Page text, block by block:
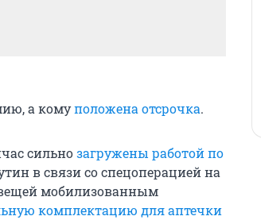
а комуположена отсрочка.
сильнозагружены работой по
в связи со спецоперацией на
мобилизованным
комплектацию для аптечки